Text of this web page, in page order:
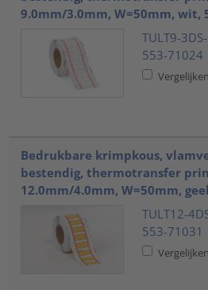
9.0mm/3.0mm, W=50mm, wit,
TULT9-
553-71024
Vergelijken
Bedrukbare krimpkous,
bestendig, thermotransfer
12.0mm/4.0mm, W=50mm,
TULT12-
553-71031
Vergelijken